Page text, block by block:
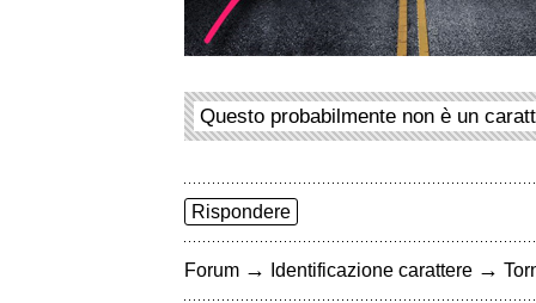
Questo probabilmente non è un
Rispondere
Forum → Identificazione carattere →